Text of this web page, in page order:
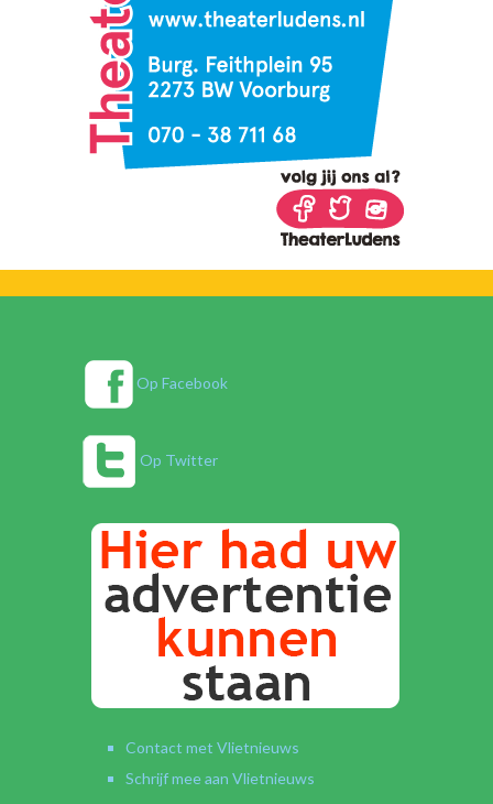
Op Facebook
Op Twitter
Contact met Vlietnieuws
Schrijf mee aan Vlietnieuws